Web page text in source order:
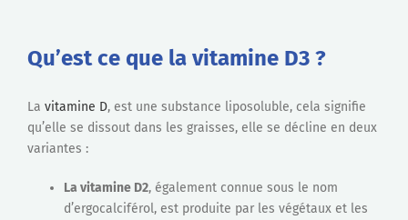
Qu’est ce que la vitamine D3 ?
La vitamine D, est une substance liposoluble, cela signifie
qu’elle se dissout dans les graisses, elle se décline en deux
variantes :
La vitamine D2, également connue sous le nom
d’ergocalciférol, est produite par les végétaux et les